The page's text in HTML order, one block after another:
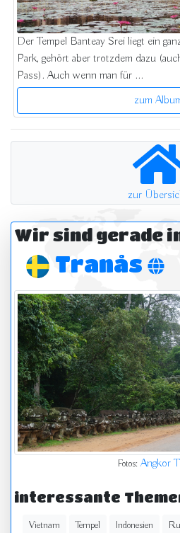
Der Tempel Banteay Srei liegt ein
Park, gehört aber trotzdem dazu
Pass). Auch wenn man für ...
zum
zur
Wir sind gerade
Tranås
Fotos: Angkor
interessante
Vietnam Tempel Indonesien